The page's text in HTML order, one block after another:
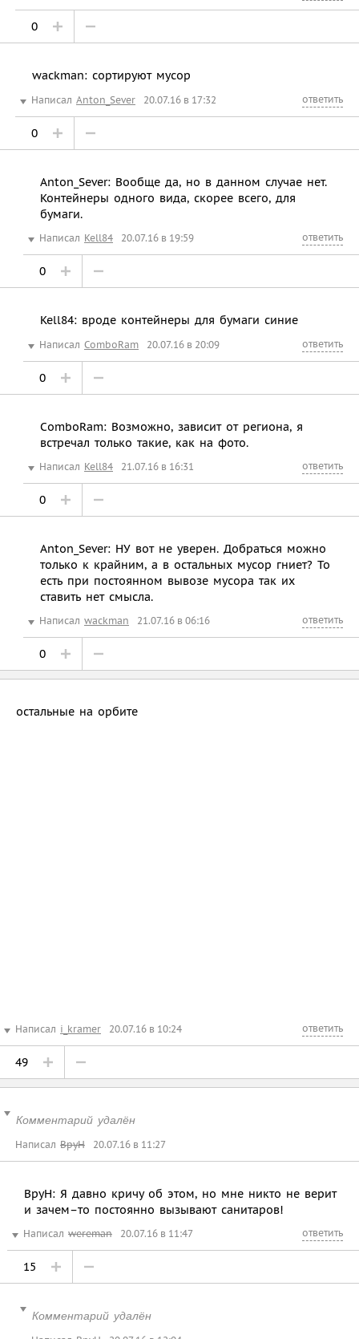
0
wackman: сортируют мусор
Написал Anton_Sever 20.07.16 в 17:32 ответить
0
Anton_Sever: Вообще да, но в данном случае нет.
Контейнеры одного вида, скорее всего, для
бумаги.
Написал Kell84 20.07.16 в 19:59 ответить
0
Kell84: вроде контейнеры для бумаги синие
Написал ComboRam 20.07.16 в 20:09 ответить
0
ComboRam: Возможно, зависит от региона, я
встречал только такие, как на фото.
Написал Kell84 21.07.16 в 16:31 ответить
0
Anton_Sever: НУ вот не уверен. Добраться можно
только к крайним, а в остальных мусор гниет? То
есть при постоянном вывозе мусора так их
ставить нет смысла.
Написал wackman 21.07.16 в 06:16 ответить
0
остальные на орбите
Написал i_kramer 20.07.16 в 10:24 ответить
49
Комментарий удалён
Написал BpyH 20.07.16 в 11:27
BpyH: Я давно кричу об этом, но мне никто не верит
и зачем–то постоянно вызывают санитаров!
Написал wereman 20.07.16 в 11:47 ответить
15
Комментарий удалён